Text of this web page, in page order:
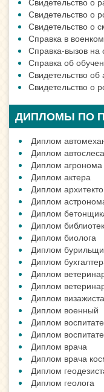
Свидетельство о
Свидетельство о
Справка в
Справка-вызов на
Справка об
Свидетельство об
Свидетельство о
ДИПЛОМЫ ПО
Диплом
Диплом
Диплом агронома
Диплом актера
Диплом
Диплом
Диплом
Диплом
Диплом биолога
Диплом
Диплом
Диплом
Диплом
Диплом визажиста
Диплом военный
Диплом
Диплом
Диплом врача
Диплом врача
Диплом
Диплом геолога